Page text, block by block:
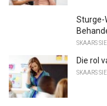
Sturge-
SKAARS
Die rol
SKAARS